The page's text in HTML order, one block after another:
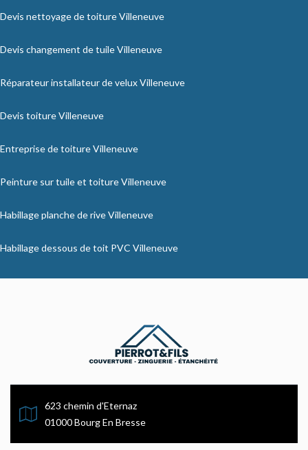
Devis nettoyage de toiture Villeneuve
Devis changement de tuile Villeneuve
Réparateur installateur de velux Villeneuve
Devis toiture Villeneuve
Entreprise de toiture Villeneuve
Peinture sur tuile et toiture Villeneuve
Habillage planche de rive Villeneuve
Habillage dessous de toit PVC Villeneuve
623 chemin d'Eternaz
01000 Bourg En Bresse